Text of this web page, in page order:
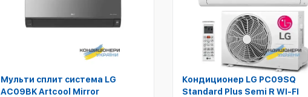
Мульти сплит система LG
AC09BK Artcool Mirror
Кондиционер LG PC09SQ
Standard Plus Semi R WI-FI